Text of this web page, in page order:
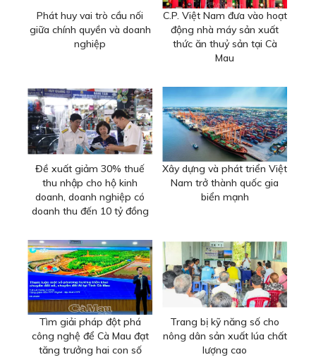
Phát huy vai trò cầu nối
giữa chính quyền và doanh
nghiệp
C.P. Việt Nam đưa vào hoạt
động nhà máy sản xuất
thức ăn thuỷ sản tại Cà
Mau
Đề xuất giảm 30% thuế
thu nhập cho hộ kinh
doanh, doanh nghiệp có
doanh thu đến 10 tỷ đồng
Xây dựng và phát triển Việt
Nam trở thành quốc gia
biển mạnh
Tìm giải pháp đột phá
công nghệ để Cà Mau đạt
tăng trưởng hai con số
Trang bị kỹ năng số cho
nông dân sản xuất lúa chất
lượng cao